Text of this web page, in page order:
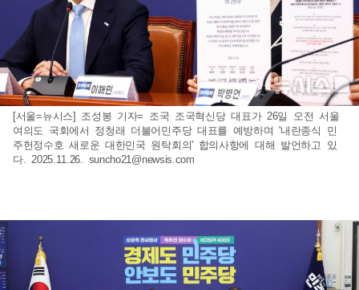
[서울=뉴시스] 조성봉 기자= 조국 조국혁신당 대표가 26일 오전 서울
여의도 국회에서 정청래 더불어민주당 대표를 예방하며 '내란종식 민
주헌정수호 새로운 대한민국 원탁회의' 합의사항에 대해 발언하고 있
다. 2025.11.26. suncho21@newsis.com